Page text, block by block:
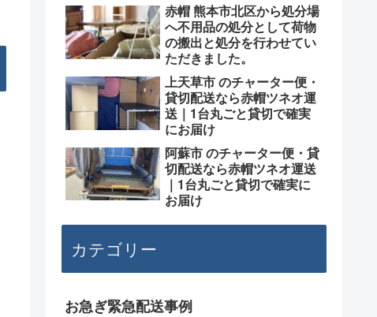
赤帽 熊本市北区から処分場
へ不用品の処分として荷物
の搬出と処分を行わせてい
ただきました。
上天草市 のチャーター便・
貸切配送なら赤帽ツネオ運
送｜1台丸ごと貸切で確実
にお届け
阿蘇市 のチャーター便・貸
切配送なら赤帽ツネオ運送
｜1台丸ごと貸切で確実に
お届け
カテゴリー
お急ぎ緊急配送事例